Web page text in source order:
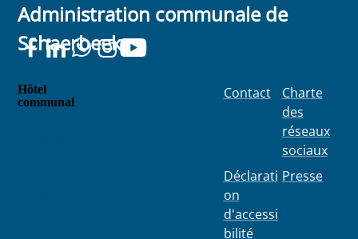
Administration communale de
Schaerbeek
Hôtel
communal
Contact
Déclarati
on
d'accessi
bilité
Charte
des
réseaux
sociaux
Presse